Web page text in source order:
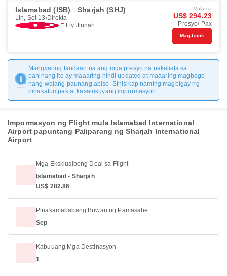
Islamabad (ISB) Sharjah (SHJ)
Lin, Set 13 DIrekta
Fly Jinnah
Mula sa
US$ 294.23
Presyo/ Pax
Mag-book
Mangyaring tandaan na ang mga presyo na nakalista sa
pahinang ito ay maaaring hindi updated at maaaring magbago
nang walang paunang abiso. Sinisikap naming magbigay ng
pinakatumpak at kasalukuyang impormasyon.
Impormasyon ng Flight mula Islamabad International
Airport papuntang Paliparang ng Sharjah International
Airport
Mga Eksklusibong Deal sa Flight
Islamabad - Sharjah
US$ 282.86
Pinakamababang Buwan ng Pamasahe
Sep
Kabuuang Mga Destinasyon
1